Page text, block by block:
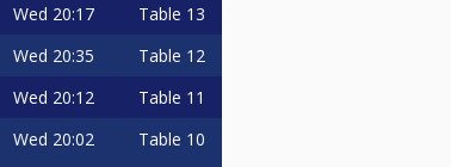
Wed 20:17 Table 13
Wed 20:35 Table 12
Wed 20:12 Table 11
Wed 20:02 Table 10